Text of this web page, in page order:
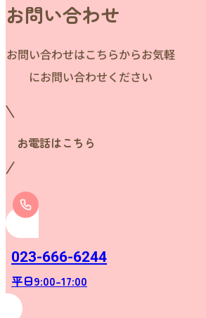
お問い合わせ
お問い合わせはこちらからお気軽
にお問い合わせください
お電話はこちら
023-666-6244
平日9:00-17:00